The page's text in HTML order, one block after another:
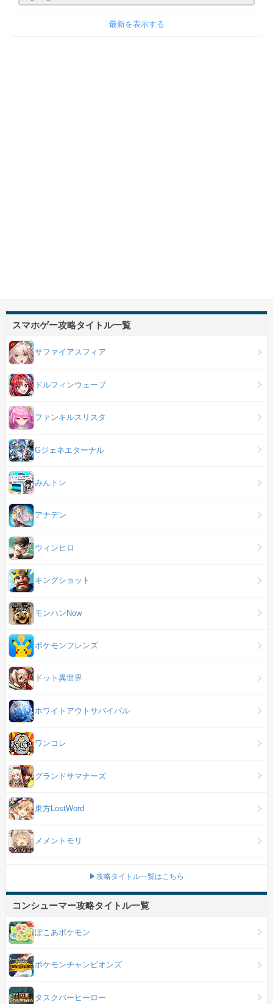
最新を表示する
スマホゲー攻略タイトル一覧
サファイアスフィア
ドルフィンウェーブ
ファンキルスリスタ
Gジェネエターナル
みんトレ
アナデン
ウィンヒロ
キングショット
モンハンNow
ポケモンフレンズ
ドット異世界
ホワイトアウトサバイバル
ワンコレ
グランドサマナーズ
東方LostWord
メメントモリ
▶攻略タイトル一覧はこちら
コンシューマー攻略タイトル一覧
ぽこあポケモン
ポケモンチャンピオンズ
タスクバーヒーロー